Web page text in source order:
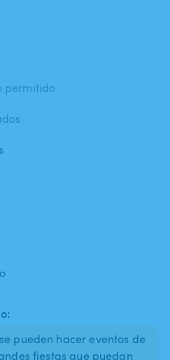
permitido
pueden hacer eventos de
fiestas que puedan